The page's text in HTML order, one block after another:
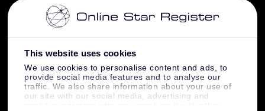
This website uses cookies
We use cookies to personalise content and ads, to
provide social media features and to analyse our
traffic. We also share information about your use of
our site with our social media, advertising and